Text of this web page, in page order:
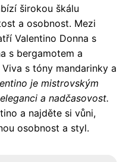
širokou škálu
a osobnost. Mezi
Valentino Donna s
s bergamotem a
s tóny mandarinky a
je mistrovským
a nadčasovost.
a najděte si vůni,
osobnost a styl.